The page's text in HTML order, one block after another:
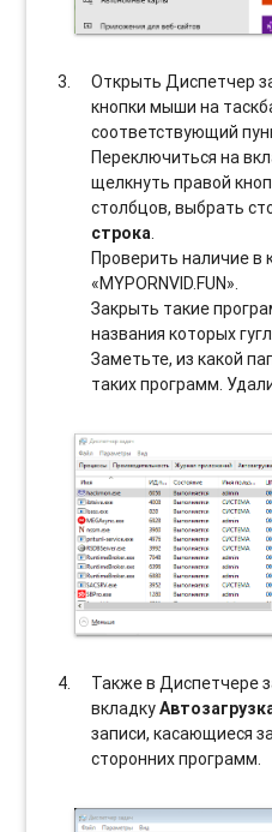
Открыть Диспетчер
кнопки мыши на
соотвeтствующий
Переключиться на
щелкнуть правой
столбцов, выбрать
строка.
Проверить наличие в
«MYPORNVID.FUN».
Закрыть такие
названия которых
Заметьте, из какой
таких программ.
Также в Диспетчере
вкладку
записи, касающиеся
сторонних программ.